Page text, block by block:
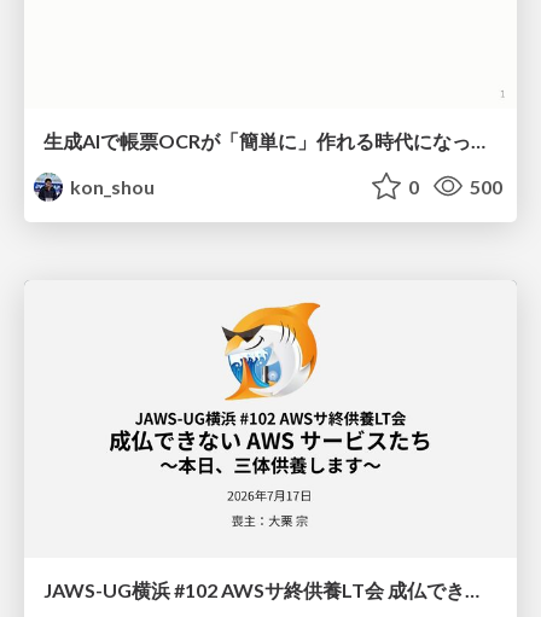
kon_shou
0 500
JAWS-UG横浜 #102 AWSサ終供養LT会 成仏できない AWS サービスたち 〜本日、三体供養します〜